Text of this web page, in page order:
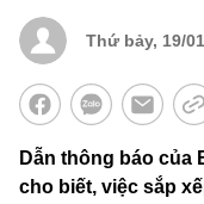
Thứ bảy, 19/
Dẫn thông báo của
cho biết, việc sắp